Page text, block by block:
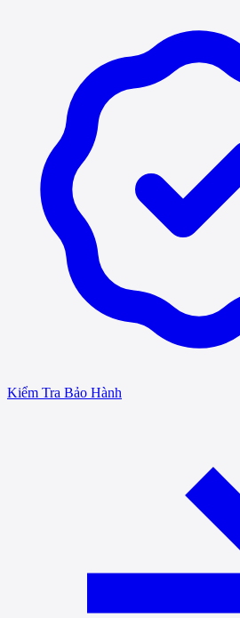
Kiểm Tra Bảo Hành